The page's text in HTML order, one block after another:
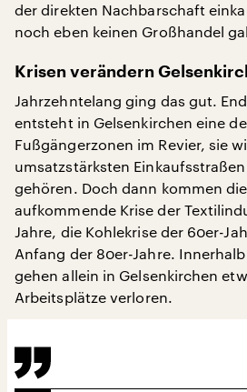
der direkten Nachbarschaft
noch eben keinen Großhandel
Krisen verändern
Jahrzehntelang ging das gut.
entsteht in Gelsenkirchen eine
Fußgängerzonen im Revier, sie
umsatzstärksten
gehören. Doch dann kommen
aufkommende Krise der
Jahre, die Kohlekrise der 60er-
Anfang der 80er-Jahre.
gehen allein in Gelsenkirchen
Arbeitsplätze verloren.